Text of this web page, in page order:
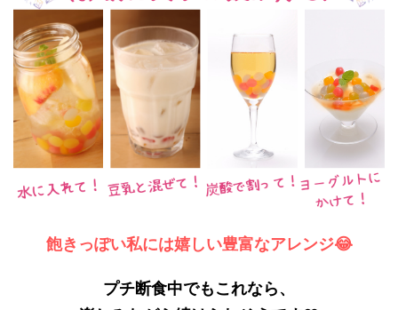
飽きっぽい私には嬉しい豊富なアレンジ😂
プチ断食中でもこれなら、